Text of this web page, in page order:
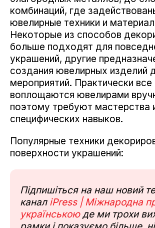
комбинаций, где
ювелирные техники и
Некоторые из способов
больше подходят для
украшений, другие
создания ювелирных изделий
мероприятий. Практически все
воплощаются ювелирами
поэтому требуют мастерства
специфических навыков.
Популярные техники
поверхности украшений:
Підпишіться на наш новий
канал iPress | Міжнародна
українськоюде ми трохи